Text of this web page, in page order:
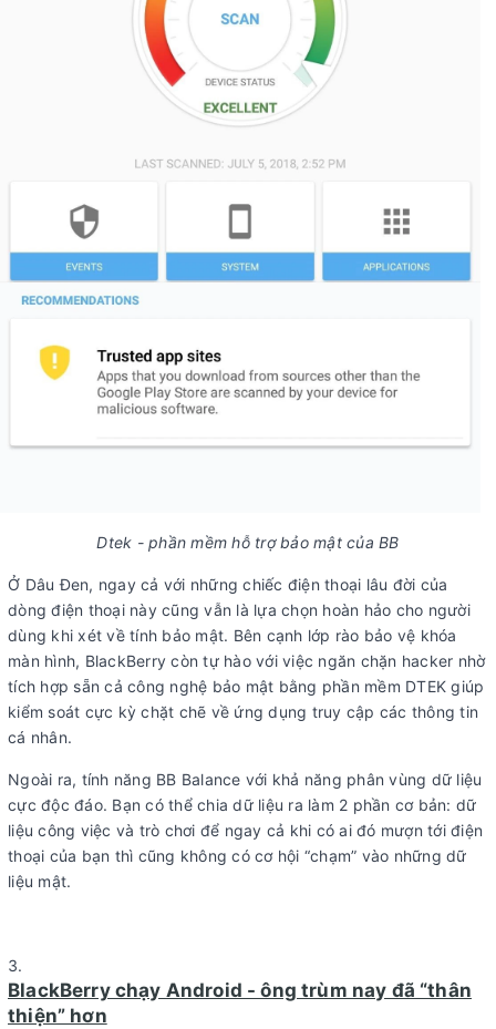
Dtek - phần mềm hỗ trợ bảo mật của BB
Ở Dâu Đen, ngay cả với những chiếc điện thoại lâu đời của
dòng điện thoại này cũng vẫn là lựa chọn hoàn hảo cho người
dùng khi xét về tính bảo mật. Bên cạnh lớp rào bảo vệ khóa
màn hình, BlackBerry còn tự hào với việc ngăn chặn hacker nhờ
tích hợp sẵn cả công nghệ bảo mật bằng phần mềm DTEK giúp
kiểm soát cực kỳ chặt chẽ về ứng dụng truy cập các thông tin
cá nhân.
Ngoài ra, tính năng BB Balance với khả năng phân vùng dữ liệu
cực độc đáo. Bạn có thể chia dữ liệu ra làm 2 phần cơ bản: dữ
liệu công việc và trò chơi để ngay cả khi có ai đó mượn tới điện
thoại của bạn thì cũng không có cơ hội “chạm” vào những dữ
liệu mật.
BlackBerry chạy Android - ông trùm nay đã “thân
thiện” hơn